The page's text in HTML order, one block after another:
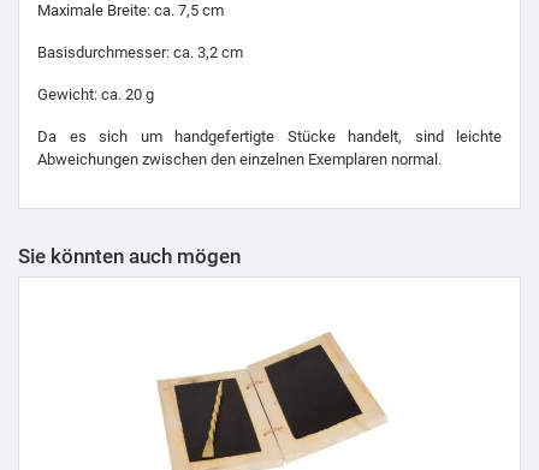
Maximale Breite: ca. 7,5 cm
Basisdurchmesser: ca. 3,2 cm
Gewicht: ca. 20 g
Da es sich um handgefertigte Stücke handelt, sind leichte
Abweichungen zwischen den einzelnen Exemplaren normal.
Sie könnten auch mögen